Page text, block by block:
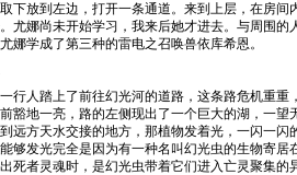
下放到左边，打开一条通道。来到上层，在房
尤娜尚未开始学习，我来后她才进去。与周围
娜学成了第三种的雷电之召唤兽依库希恩。
人踏上了前往幻光河的道路，这条路危机重重
豁地一亮，路的左侧现出了一个巨大的湖，一
远方天水交接的地方，那植物发着光，一闪一
够发光完全是因为有一种名叫幻光虫的生物寄
死者灵魂时，是幻光虫带着它们进入亡灵聚集